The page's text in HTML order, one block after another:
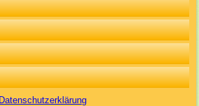
Datenschutzerklärung